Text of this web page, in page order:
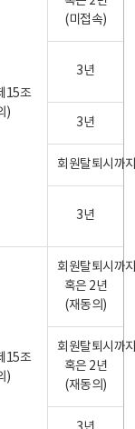
15조
)
(미접속)
3년
3년
회원탈퇴시까
3년
15조
)
회원탈퇴시까
혹은 2년
(재동의)
회원탈퇴시까
혹은 2년
(재동의)